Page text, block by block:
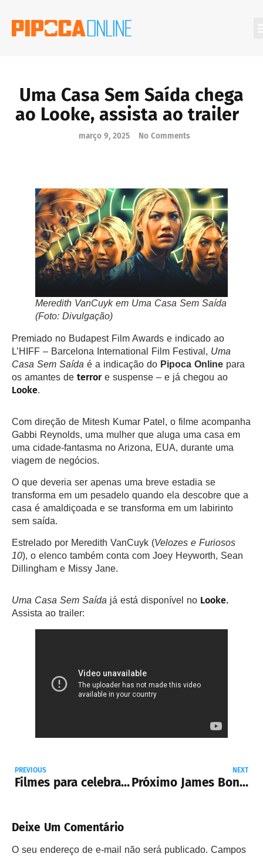
Uma Casa Sem Saída chega
ao Looke, assista ao trailer
março 9, 2025 No Comments
Meredith VanCuyk em Uma Casa Sem Saída
(Foto: Divulgação)
Premiado no Budapest Film Awards e indicado ao
L’HIFF – Barcelona International Film Festival, Uma
Casa Sem Saída é a indicação do Pipoca Online para
os amantes de terrore suspense – e já chegou ao
Looke.
Com direção de Mitesh Kumar Patel, o filme acompanha
Gabbi Reynolds, uma mulher que aluga uma casa em
uma cidade-fantasma no Arizona, EUA, durante uma
viagem de negócios.
O que deveria ser apenas uma breve estadia se
transforma em um pesadelo quando ela descobre que a
casa é amaldiçoada e se transforma em um labirinto
sem saída.
Estrelado por Meredith VanCuyk (Velozes e Furiosos
10), o elenco também conta com Joey Heyworth, Sean
Dillingham e Missy Jane.
Uma Casa Sem Saída já está disponível no Looke.
Assista ao trailer:
PREVIOUS
Filmes para celebrar todas as mulheres
NEXT
Próximo James Bond será um homem britânico, confirma Amazon
Deixe Um Comentário
O seu endereço de e-mail não será publicado. Campos